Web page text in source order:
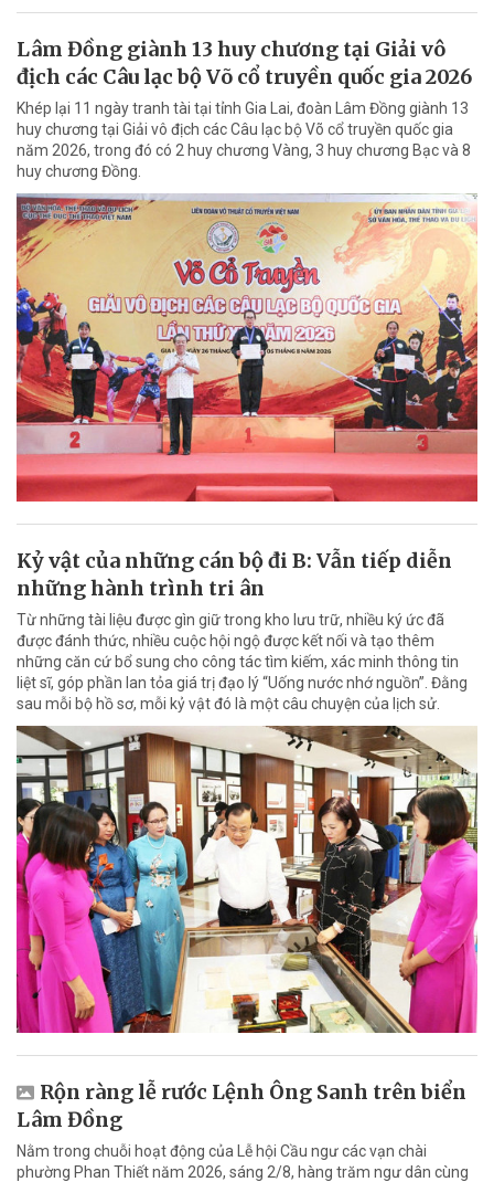
Lâm Đồng giành 13 huy chương tại Giải vô
địch các Câu lạc bộ Võ cổ truyền quốc gia 2026
Khép lại 11 ngày tranh tài tại tỉnh Gia Lai, đoàn Lâm Đồng giành 13
huy chương tại Giải vô địch các Câu lạc bộ Võ cổ truyền quốc gia
năm 2026, trong đó có 2 huy chương Vàng, 3 huy chương Bạc và 8
huy chương Đồng.
Kỷ vật của những cán bộ đi B: Vẫn tiếp diễn
những hành trình tri ân
Từ những tài liệu được gìn giữ trong kho lưu trữ, nhiều ký ức đã
được đánh thức, nhiều cuộc hội ngộ được kết nối và tạo thêm
những căn cứ bổ sung cho công tác tìm kiếm, xác minh thông tin
liệt sĩ, góp phần lan tỏa giá trị đạo lý “Uống nước nhớ nguồn”. Đằng
sau mỗi bộ hồ sơ, mỗi kỷ vật đó là một câu chuyện của lịch sử.
Rộn ràng lễ rước Lệnh Ông Sanh trên biển
Lâm Đồng
Nằm trong chuỗi hoạt động của Lễ hội Cầu ngư các vạn chài
phường Phan Thiết năm 2026, sáng 2/8, hàng trăm ngư dân cùng